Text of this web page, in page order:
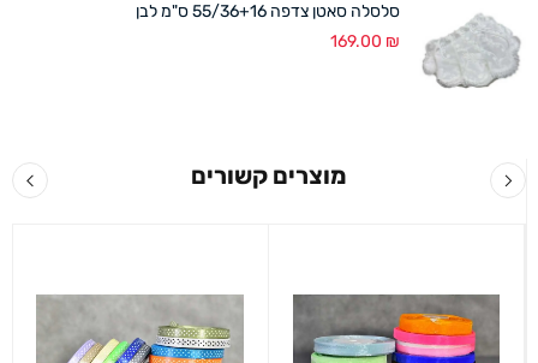
סלסלה סאטן צדפה 55/36+16 ס"מ לבן
169.00 ₪
מוצרים קשורים